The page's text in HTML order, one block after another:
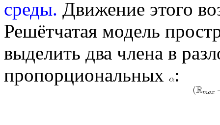
среды. Движение этого
Решётчатая модель
выделить два члена в
пропорциональных :